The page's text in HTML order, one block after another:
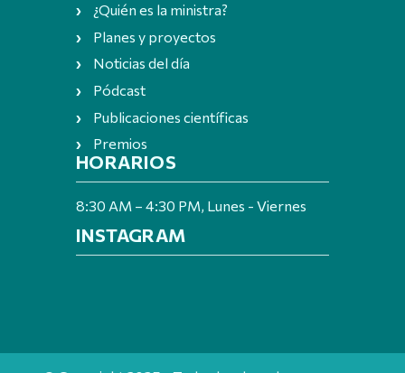
¿Quién es la ministra?
Planes y proyectos
Noticias del día
Pódcast
Publicaciones científicas
Premios
HORARIOS
8:30 AM – 4:30 PM, Lunes - Viernes
INSTAGRAM